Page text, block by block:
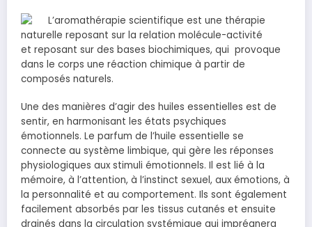
L’aromathérapie scientifique est une thérapie
naturelle reposant sur la relation molécule-activité
et reposant sur des bases biochimiques, qui provoque
dans le corps une réaction chimique à partir de
composés naturels.
Une des manières d’agir des huiles essentielles est de
sentir, en harmonisant les états psychiques
émotionnels. Le parfum de l’huile essentielle se
connecte au système limbique, qui gère les réponses
physiologiques aux stimuli émotionnels. Il est lié à la
mémoire, à l’attention, à l’instinct sexuel, aux émotions, à
la personnalité et au comportement. Ils sont également
facilement absorbés par les tissus cutanés et ensuite
drainés dans la circulation systémique qui imprégnera